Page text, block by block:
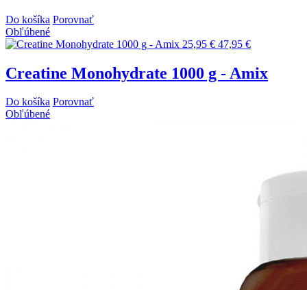
Do košíka Porovnať
Obľúbené
25,95 € 47,95 €
Creatine Monohydrate 1000 g - Amix
Do košíka Porovnať
Obľúbené